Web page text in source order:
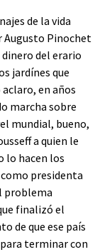
de la vida
Augusto Pinochet
del erario
jardínes que
en años
marcha sobre
mundial, bueno,
a quien le
lo hacen los
presidenta
problema
finalizó el
de que ese país
terminar con